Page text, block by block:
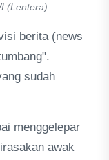
(Lentera)
berita (news
sudah
menggelepar
awak